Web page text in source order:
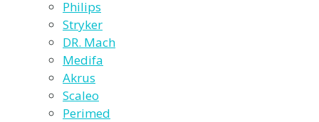
Philips
Stryker
DR. Mach
Medifa
Akrus
Scaleo
Perimed